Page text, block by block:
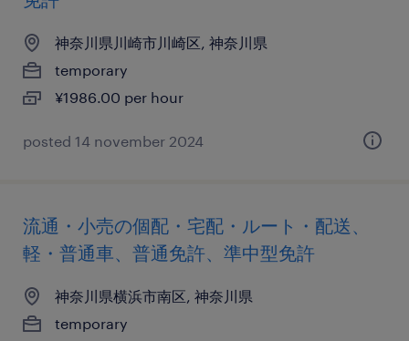
神奈川県川崎市川崎区, 神奈川県
temporary
¥1986.00 per hour
posted 14 november 2024
流通・小売の個配・宅配・ルート・配送、
軽・普通車、普通免許、準中型免許
神奈川県横浜市南区, 神奈川県
temporary